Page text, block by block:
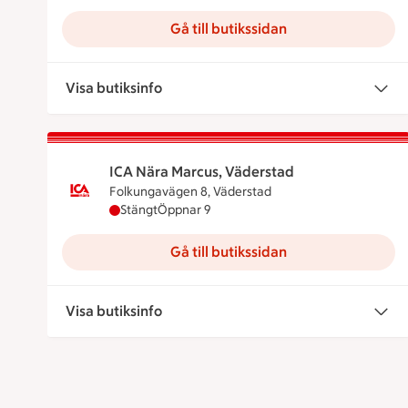
Gå till butikssidan
Visa butiksinfo
ICA Nära Marcus, Väderstad
Folkungavägen 8, Väderstad
ICA Nära Marcus, Väderstad har stängt,
StängtÖppnar 9
Gå till butikssidan
Visa butiksinfo